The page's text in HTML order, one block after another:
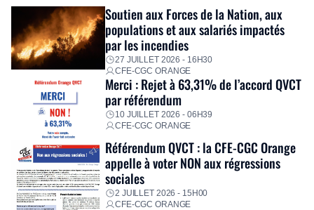
Fidèle à sa mission d’utilité sociale, le Groupe mobilise
immédiatement ses équipes afin de proposer un diagnostic
personnalisé, des aides financières pour faire face aux
premières dépenses, […]
Soutien aux Forces de la Nation, aux
populations et aux salariés impactés
par les incendies
27 JUILLET 2026 - 16H30
CFE-CGC ORANGE
Merci : Rejet à 63,31% de l’accord QVCT
par référendum
10 JUILLET 2026 - 06H39
CFE-CGC ORANGE
Référendum QVCT : la CFE-CGC Orange
appelle à voter NON aux régressions
sociales
2 JUILLET 2026 - 15H00
CFE-CGC ORANGE